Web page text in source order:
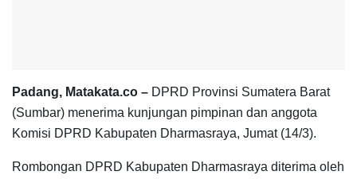
Padang, Matakata.co – DPRD Provinsi Sumatera Barat
(Sumbar) menerima kunjungan pimpinan dan anggota
Komisi DPRD Kabupaten Dharmasraya, Jumat (14/3).
Rombongan DPRD Kabupaten Dharmasraya diterima oleh